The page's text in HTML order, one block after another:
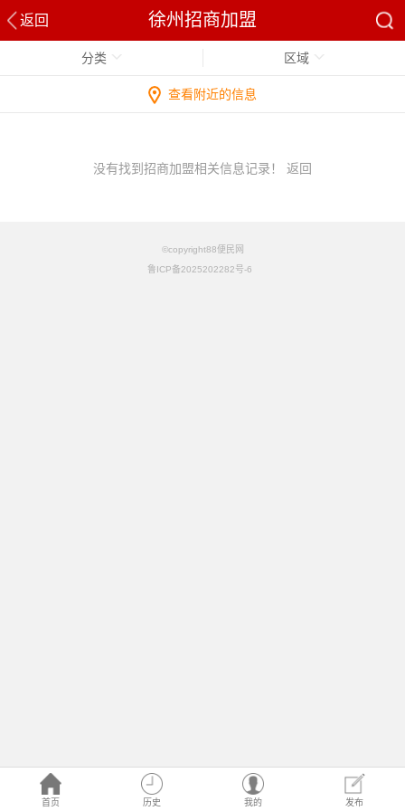
返回 徐州招商加盟
首页 历史 我的 发布
分类 区域
查看附近的信息
没有找到招商加盟相关信息记录！ 返回
©copyright88便民网
鲁ICP备2025202282号-6